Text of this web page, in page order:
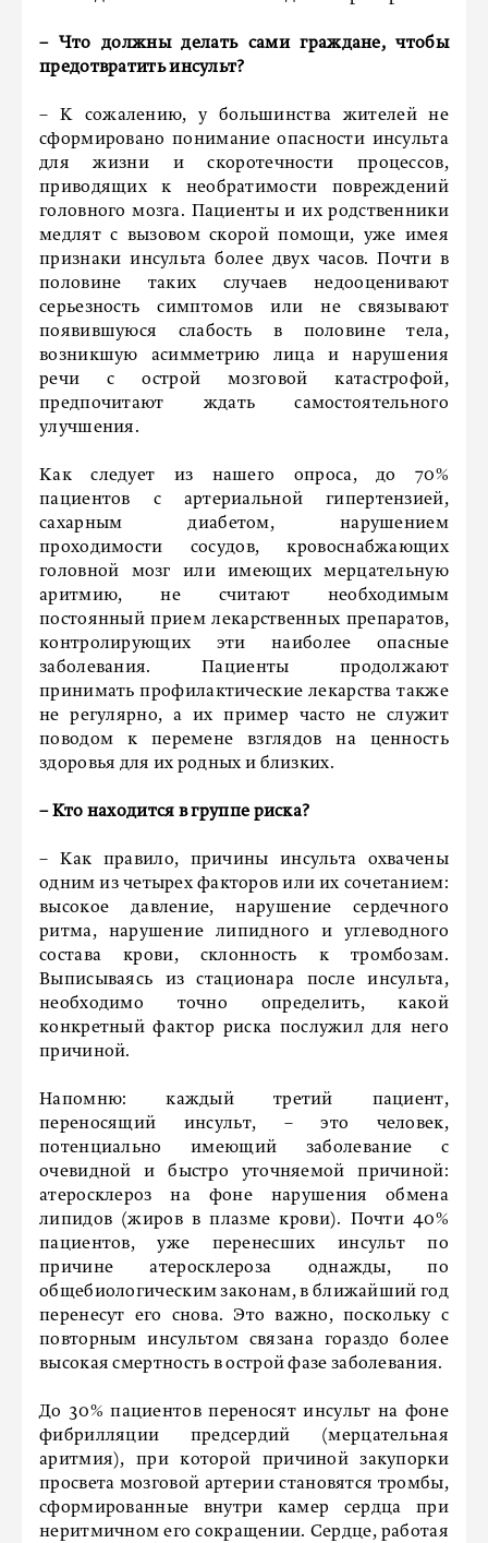
– Что должны делать сами граждане, чтобы
предотвратить инсульт?
– К сожалению, у большинства жителей не
сформировано понимание опасности инсульта
для жизни и скоротечности процессов,
приводящих к необратимости повреждений
головного мозга. Пациенты и их родственники
медлят с вызовом скорой помощи, уже имея
признаки инсульта более двух часов. Почти в
половине таких случаев недооценивают
серьезность симптомов или не связывают
появившуюся слабость в половине тела,
возникшую асимметрию лица и нарушения
речи с острой мозговой катастрофой,
предпочитают ждать самостоятельного
улучшения.
Как следует из нашего опроса, до 70%
пациентов с артериальной гипертензией,
сахарным диабетом, нарушением
проходимости сосудов, кровоснабжающих
головной мозг или имеющих мерцательную
аритмию, не считают необходимым
постоянный прием лекарственных препаратов,
контролирующих эти наиболее опасные
заболевания. Пациенты продолжают
принимать профилактические лекарства также
не регулярно, а их пример часто не служит
поводом к перемене взглядов на ценность
здоровья для их родных и близких.
– Кто находится в группе риска?
– Как правило, причины инсульта охвачены
одним из четырех факторов или их сочетанием:
высокое давление, нарушение сердечного
ритма, нарушение липидного и углеводного
состава крови, склонность к тромбозам.
Выписываясь из стационара после инсульта,
необходимо точно определить, какой
конкретный фактор риска послужил для него
причиной.
Напомню: каждый третий пациент,
переносящий инсульт, – это человек,
потенциально имеющий заболевание с
очевидной и быстро уточняемой причиной:
атеросклероз на фоне нарушения обмена
липидов (жиров в плазме крови). Почти 40%
пациентов, уже перенесших инсульт по
причине атеросклероза однажды, по
общебиологическим законам, в ближайший год
перенесут его снова. Это важно, поскольку с
повторным инсультом связана гораздо более
высокая смертность в острой фазе заболевания.
До 30% пациентов переносят инсульт на фоне
фибрилляции предсердий (мерцательная
аритмия), при которой причиной закупорки
просвета мозговой артерии становятся тромбы,
сформированные внутри камер сердца при
неритмичном его сокращении. Сердце, работая